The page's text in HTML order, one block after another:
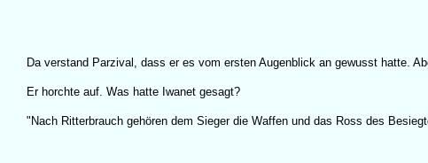
Da verstand Parzival, dass er es vom ersten Augenblick an gewusst hatte.
Er horchte auf. Was hatte Iwanet gesagt?
"Nach Ritterbrauch gehören dem Sieger die Waffen und das Ross des